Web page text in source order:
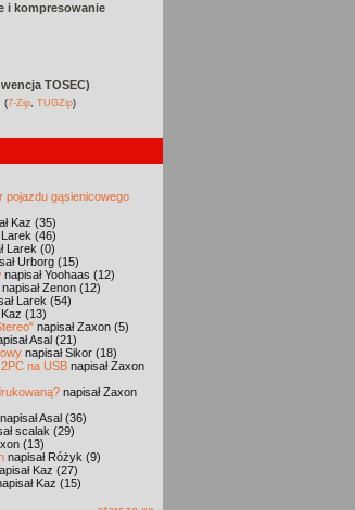
i kompresowanie
TOSEC)
(7-Zip TUGZip)
pojazdu gąsienicowego
Kaz (35)
Larek (46)
Larek (0)
Urborg (15)
napisał Yoohaas (12)
napisał Zenon (12)
Larek (54)
Kaz (13)
napisał Zaxon (5)
Asal (21)
napisał Sikor (18)
na USB napisał Zaxon
napisał Zaxon
napisał Asal (36)
scalak (29)
(13)
napisał Różyk (9)
Kaz (27)
Kaz (15)